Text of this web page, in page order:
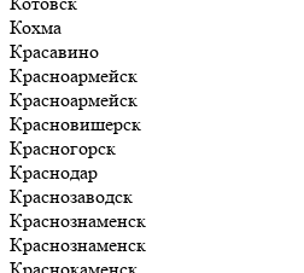
Кохма
Красавино
Красноармейск
Красноармейск
Красновишерск
Красногорск
Краснодар
Краснозаводск
Краснознаменск
Краснознаменск